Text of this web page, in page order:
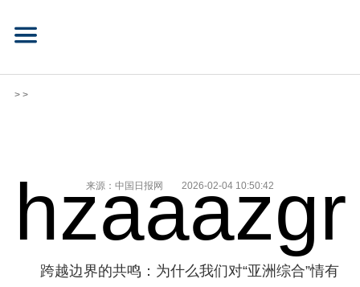
> >
来源：中国日报网 2026-02-04 10:50:42
跨越边界的共鸣：为什么我们对“亚洲综合”情有